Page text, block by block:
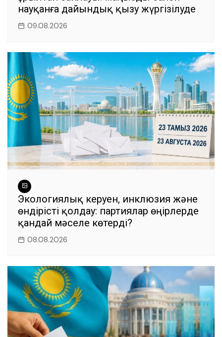
науқанға дайындық қызу жүргізілуде
09.08.2026
Экологиялық керуен, инклюзия және
өндірісті қолдау: партиялар өңірлерде
қандай мәселе көтерді?
08.08.2026